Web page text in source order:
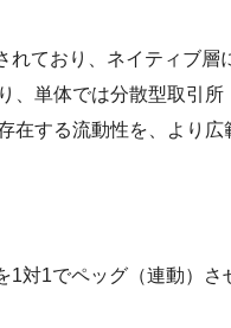
れており、ネイティブ層
、単体では分散型取引所
在する流動性を、より広
対1でペッグ（連動）さ